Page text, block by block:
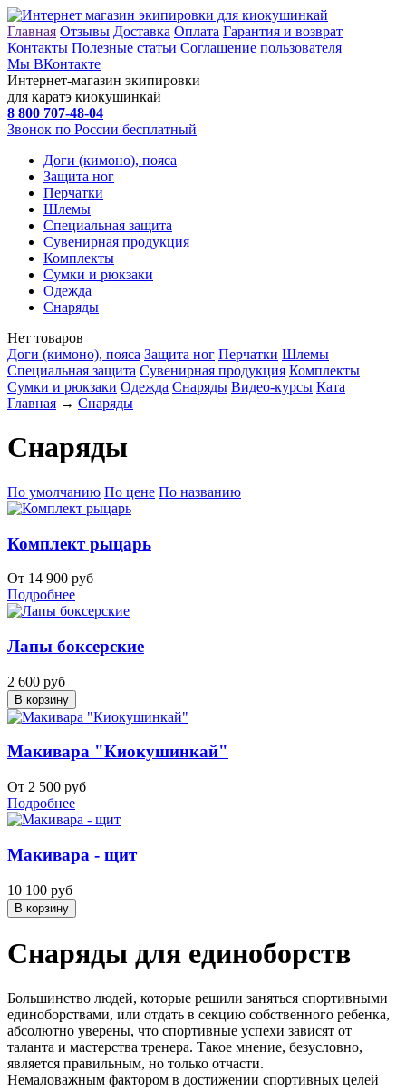
Главная Отзывы Доставка Оплата Гарантия и возврат
Контакты Полезные статьи Соглашение пользователя
Мы ВКонтакте
Интернет-магазин экипировки
для каратэ киокушинкай
8 800 707-48-04
Звонок по России бесплатный
Доги (кимоно), пояса
Защита ног
Перчатки
Шлемы
Специальная защита
Сувенирная продукция
Комплекты
Сумки и рюкзаки
Одежда
Снаряды
Нет товаров
Доги (кимоно), пояса Защита ног Перчатки Шлемы
Специальная защита Сувенирная продукция Комплекты
Сумки и рюкзаки Одежда Снаряды Видео-курсы Ката
Главная → Снаряды
Снаряды
По умолчанию По цене По названию
Комплект рыцарь
От 14 900 руб
Подробнее
Лапы боксерские
2 600 руб
Макивара "Киокушинкай"
От 2 500 руб
Подробнее
Макивара - щит
10 100 руб
Снаряды для единоборств
Большинство людей, которые решили заняться спортивными
единоборствами, или отдать в секцию собственного ребенка,
абсолютно уверены, что спортивные успехи зависят от
таланта и мастерства тренера. Такое мнение, безусловно,
является правильным, но только отчасти.
Немаловажным фактором в достижении спортивных целей